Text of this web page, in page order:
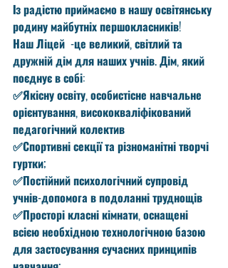
Із радістю приймаємо в нашу освітянську
родину майбутніх першокласників!
Наш Ліцей  -це великий, світлий та
дружній дім для наших учнів. Дім, який
поєднує в собі:
✅Якісну освіту, особистісне навчальне
орієнтування, висококваліфікований
педагогічний колектив
✅Спортивні секції та різноманітні творчі
гуртки;
✅Постійний психологічний супровід
учнів-допомога в подоланні труднощів
✅Просторі класні кімнати, оснащені
всією необхідною технологічною базою
для застосування сучасних принципів